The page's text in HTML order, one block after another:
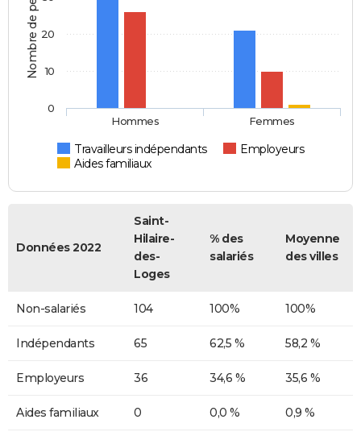
Travailleurs indépendants
Employeurs
Aides familiaux
Hommes Femmes
0
10
20
Données 2022
Saint-
Hilaire-
des-
Loges
% des
salariés
Moyenne
des villes
Non-salariés 104 100% 100%
Indépendants 65 62,5 % 58,2 %
Employeurs 36 34,6 % 35,6 %
Aides familiaux 0 0,0 % 0,9 %